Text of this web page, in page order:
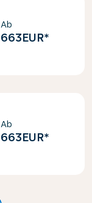
Ab
663EUR*
Ab
663EUR*